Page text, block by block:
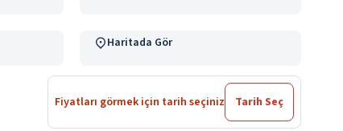
Haritada Gör
Fiyatları görmek için tarih seçiniz Tarih Seç